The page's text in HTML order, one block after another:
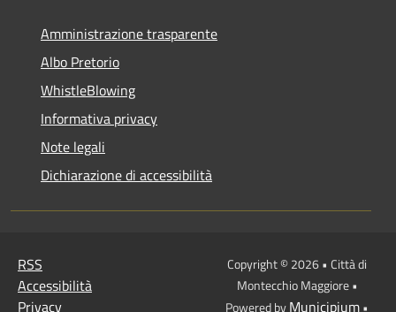
Amministrazione trasparente
Albo Pretorio
WhistleBlowing
Informativa privacy
Note legali
Dichiarazione di accessibilità
RSS
Accessibilità
Privacy
Copyright © 2026 • Città di
Montecchio Maggiore •
Powered byMunicipium•